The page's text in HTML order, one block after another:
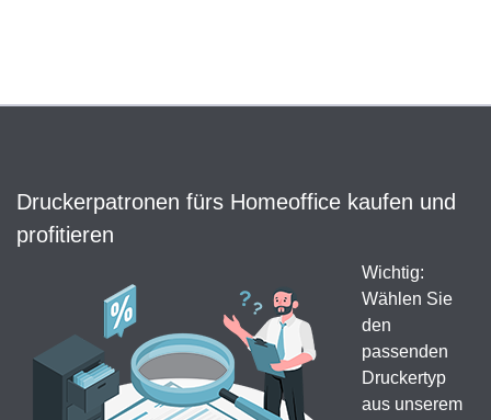
Druckerpatronen fürs Homeoffice kaufen und
profitieren
Wichtig:
Wählen Sie
den
passenden
Druckertyp
aus unserem